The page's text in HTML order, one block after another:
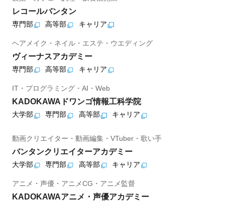
レコールバンタン
専門部 高等部 キャリア
ヘアメイク・ネイル・エステ・ウエディング
ヴィーナスアカデミー
専門部 高等部 キャリア
IT・プログラミング・AI・Web
KADOKAWAドワンゴ情報工科学院
大学部 専門部 高等部 キャリア
動画クリエイター・動画編集・VTuber・歌い手
バンタンクリエイターアカデミー
大学部 専門部 高等部 キャリア
アニメ・声優・アニメCG・アニメ監督
KADOKAWAアニメ・声優アカデミー